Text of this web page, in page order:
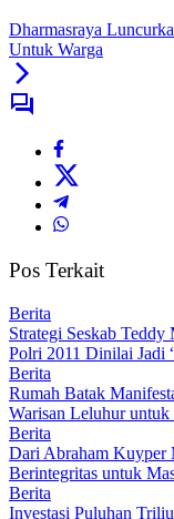
Dharmasraya
Untuk Warga
Pos Terkait
Berita
Strategi Seskab
Polri 2011 Dinilai Jadi
Berita
Rumah Batak
Warisan Leluhur
Berita
Dari Abraham Kuyper
Berintegritas untuk
Berita
Investasi Puluhan